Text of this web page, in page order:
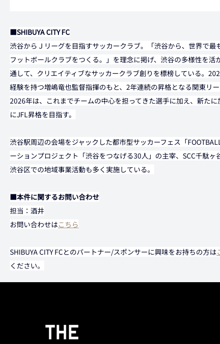
■SHIBUYA CITY FC
渋谷からＪリーグを目指すサッカークラブ。「渋谷から、世界で最
フットボールクラブをつくる。」を理念に掲げ、渋谷の多様性を
通して、クリエイティブなサッカークラブ創りを標榜している。
経験を持つ増嶋竜也監督指揮のもと、2年連続の昇格となる関東リ
2026年は、これまでチームの中心を担ってきた選手に加え、新た
にJFL昇格を目指す。
渋谷駅周辺の会場をジャックした都市型サッカーフェス「
ーションプロジェクト「渋谷をつなげる30人」の主宰、SCC千駄
渋谷区での地域事業活動も多く実施している。
■本件に関するお問い合わせ
担当：酒井
お問い合わせはこちら
SHIBUYA CITY FCとのパートナー/スポンサーに興味をお持ちの方は
ください。